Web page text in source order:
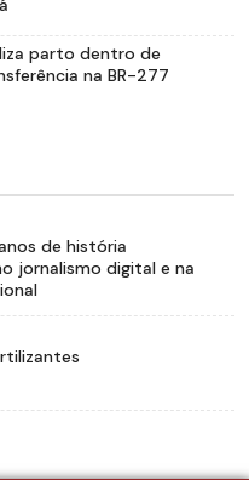
parto dentro de
na BR-277
de história
jornalismo digital e na